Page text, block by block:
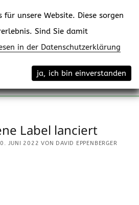
Menü
Label lanciert
JUNI 2022 VON DAVID EPPENBERGER
für unsere Website. Diese sorgen
Sind Sie damit
in der Datenschutzerklärung
ja, ich bin einverstanden